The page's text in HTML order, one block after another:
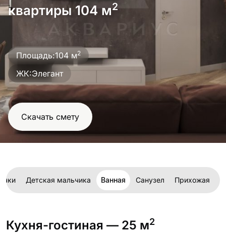
Обсудить
квартиры 104 м2
Площадь:104 м2
ЖК:Элегант
Скачать смету
Детская мальчика Ванная Санузел Прихожая
Кухня-гостиная — 25 м2